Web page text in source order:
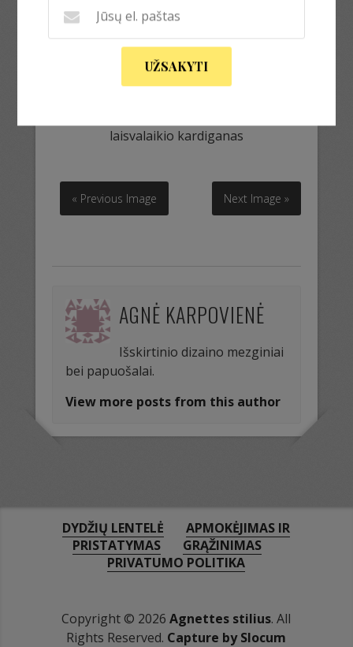
laisvalaikio kardiganas
« Previous Image Next Image »
AGNĖ KARPOVIENĖ
Išskirtinio dizaino mezginiai
bei papuošalai.
View more posts from this author
DYDŽIŲ LENTELĖ
APMOKĖJIMAS IR
PRISTATYMAS
GRĄŽINIMAS
PRIVATUMO POLITIKA
Copyright © 2026Agnettes stilius. All
Rights Reserved. Capture by Slocum
UŽSAKYTI